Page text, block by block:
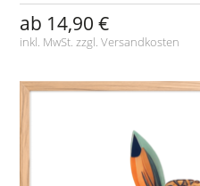
ab 14,90 €
inkl. MwSt. zzgl.Versandkosten